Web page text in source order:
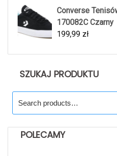
Converse
170082C Czarny
199,99 zł
SZUKAJ PRODUKTU
for:
POLECAMY